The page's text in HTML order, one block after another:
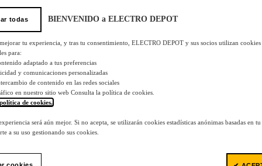
todas BIENVENIDO a ELECTRO DEPOT
tu experiencia, y tras tu consentimiento, ELECTRO DEPOT y sus socios utilizan cookies
para:
adaptado a tus preferencias
y comunicaciones personalizadas
de contenido en las redes sociales
en nuestro sitio web Consulta la política de cookies.
de cookies.
será aún mejor. Si no acepta, se utilizarán cookies estadísticas anónimas basadas en
a su uso gestionando sus cookies.